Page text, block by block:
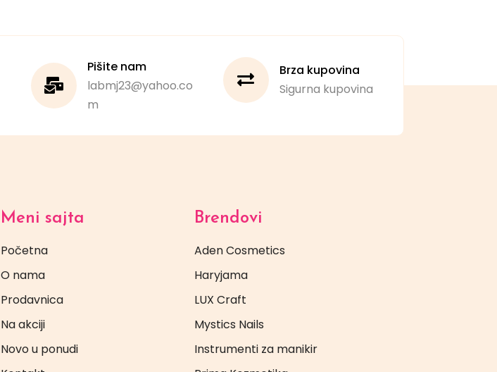
Pišite nam
labmj23@yahoo.co
m
Brza kupovina
Sigurna kupovina
Meni sajta
Početna
O nama
Prodavnica
Na akciji
Novo u ponudi
Brendovi
Aden Cosmetics
Haryjama
LUX Craft
Mystics Nails
Instrumenti za manikir